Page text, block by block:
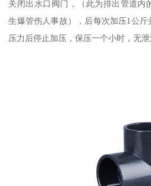
关闭出水口阀门，（此为排出管道内
生爆管伤人事故），后每次加压1公
压力后停止加压，保压一个小时，无泄